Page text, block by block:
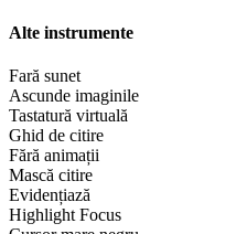
Alte instrumente
Fară sunet
Ascunde imaginile
Tastatură virtuală
Ghid de citire
Fără animații
Mască citire
Evidențiază
Highlight Focus